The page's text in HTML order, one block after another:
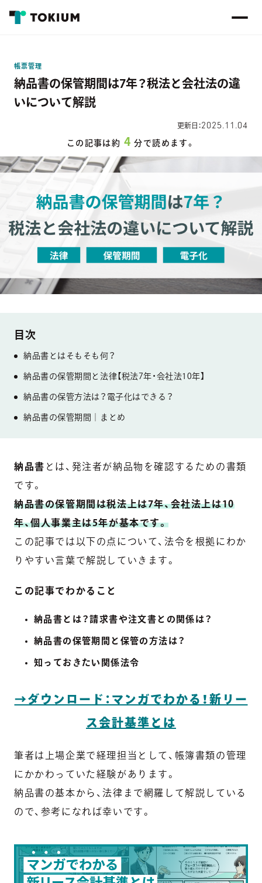
帳票管理
納品書の保管期間は7年？税法と会社法の違
いについて解説
更新日：2025.11.04
この記事は約 4分で読めます。
納品書とはそもそも何？
納品書の保管期間と法律【税法7年・会社法10年】
納品書の保管方法は？電子化はできる？
納品書の保管期間｜まとめ
納品書 とは、発注者が納品物を確認するための書類
です。
納品書の保管期間は税法上は7年、会社法上は10
年、個人事業主は5年が基本です。
この記事では以下の点について、法令を根拠にわか
りやすい言葉で解説していきます。
この記事でわかること
納品書とは？請求書や注文書との関係は？
納品書の保管期間と保管の方法は？
知っておきたい関係法令
→ダウンロード：マンガでわかる！新リー
ス会計基準とは
筆者は上場企業で経理担当として、帳簿書類の管理
にかかわっていた経験があります。
納品書の基本から、法律まで網羅して解説している
ので、参考になれば幸いです。